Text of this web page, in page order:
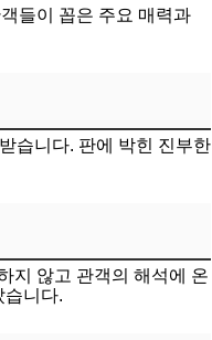
들이 꼽은 주요 매력과
습니다. 판에 박힌 진부한
지 않고 관객의 해석에 온
습니다.